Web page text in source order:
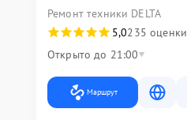
Ремонт техники DELTA
5,0235 оценки
Открыто до 21:00
Маршрут